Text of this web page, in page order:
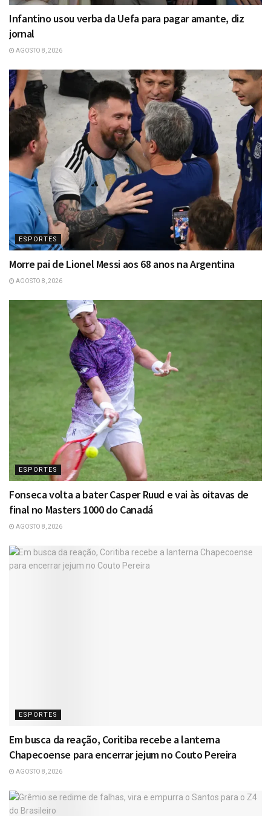
Infantino usou verba da Uefa para pagar amante, diz
jornal
AGOSTO 8, 2026
ESPORTES
Morre pai de Lionel Messi aos 68 anos na Argentina
AGOSTO 8, 2026
ESPORTES
Fonseca volta a bater Casper Ruud e vai às oitavas de
final no Masters 1000 do Canadá
AGOSTO 8, 2026
ESPORTES
Em busca da reação, Coritiba recebe a lanterna
Chapecoense para encerrar jejum no Couto Pereira
AGOSTO 8, 2026